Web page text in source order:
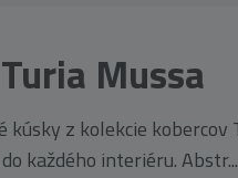
Mussa
kúsky z kolekcie
každého interiéru. Abstr...